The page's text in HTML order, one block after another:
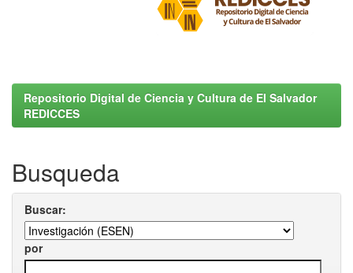
Repositorio Digital de Ciencia y Cultura de El Salvador
REDICCES
Busqueda
Buscar:
por